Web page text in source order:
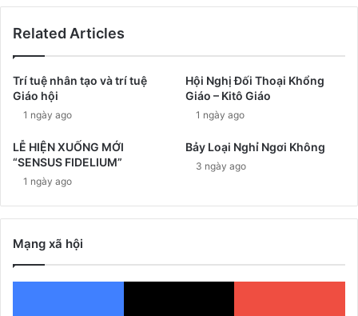
Related Articles
Trí tuệ nhân tạo và trí tuệ
Giáo hội
1 ngày ago
Hội Nghị Đối Thoại Khổng
Giáo – Kitô Giáo
1 ngày ago
LỄ HIỆN XUỐNG MỚI
“SENSUS FIDELIUM”
1 ngày ago
Bảy Loại Nghỉ Ngơi Không
3 ngày ago
Mạng xã hội